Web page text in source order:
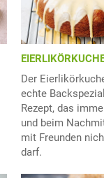
Der
echte
Rezept, das
und beim
mit Freunden
darf.